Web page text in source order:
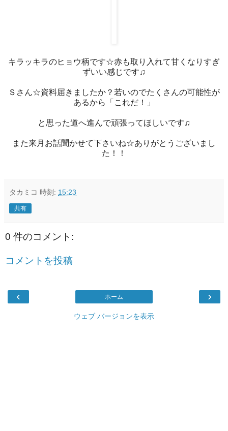
キラッキラのヒョウ柄です☆赤も取り入れて甘くなりすぎ
ずいい感じです♫
Ｓさん☆資料届きましたか？若いのでたくさんの可能性が
あるから「これだ！」
と思った道へ進んで頑張ってほしいです♫
また来月お話聞かせて下さいね☆ありがとうございまし
た！！
タカミコ 時刻: 15:23
共有
0 件のコメント:
コメントを投稿
‹ ›
ホーム
ウェブ バージョンを表示